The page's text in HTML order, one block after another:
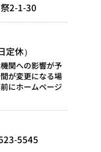
2-1-30
休）
関への影響が予
が変更になる場
にホームページ
5545